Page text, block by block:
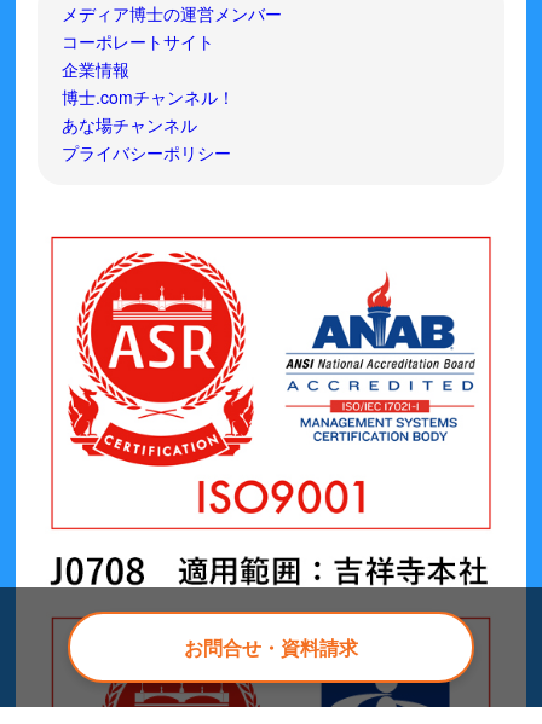
お問合せ・資料請求
メディア博士の運営メンバー
コーポレートサイト
企業情報
博士.comチャンネル！
あな場チャンネル
プライバシーポリシー